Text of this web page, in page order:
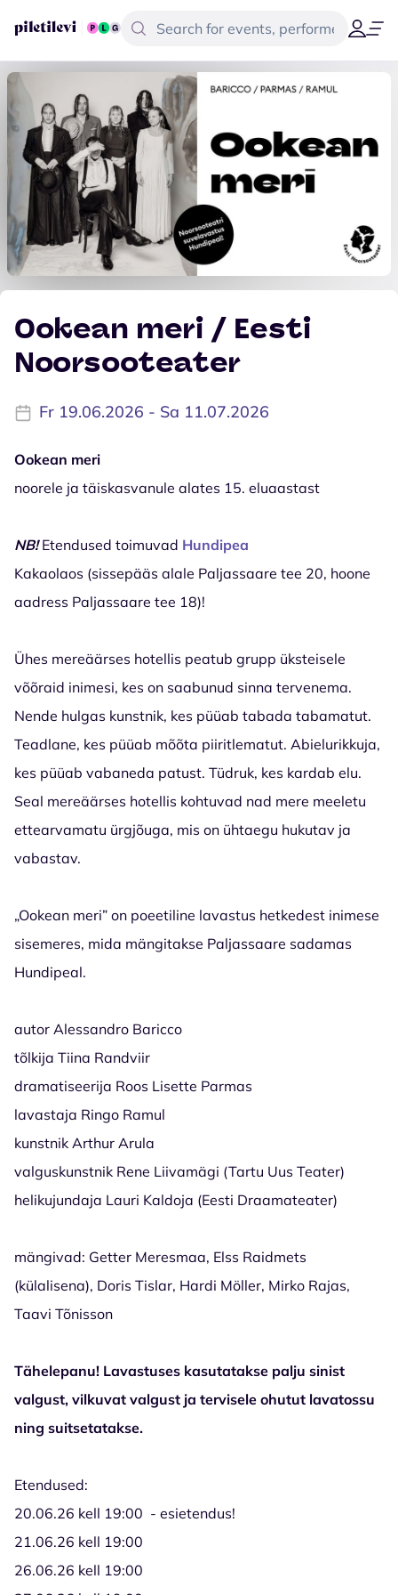
Ookean meri / Eesti
Noorsooteater
Fr 19.06.2026 - Sa 11.07.2026
Ookean meri
noorele ja täiskasvanule alates 15. eluaastast
NB!Etendused toimuvad Hundipea
Kakaolaos (sissepääs alale Paljassaare tee 20, hoone
aadress Paljassaare tee 18)!
Ühes mereäärses hotellis peatub grupp üksteisele
võõraid inimesi, kes on saabunud sinna tervenema.
Nende hulgas kunstnik, kes püüab tabada tabamatut.
Teadlane, kes püüab mõõta piiritlematut. Abielurikkuja,
kes püüab vabaneda patust. Tüdruk, kes kardab elu.
Seal mereäärses hotellis kohtuvad nad mere meeletu
ettearvamatu ürgjõuga, mis on ühtaegu hukutav ja
vabastav.
„Ookean meri” on poeetiline lavastus hetkedest inimese
sisemeres, mida mängitakse Paljassaare sadamas
Hundipeal.
autor Alessandro Baricco
tõlkija Tiina Randviir
dramatiseerija Roos Lisette Parmas
lavastaja Ringo Ramul
kunstnik Arthur Arula
valguskunstnik Rene Liivamägi (Tartu Uus Teater)
helikujundaja Lauri Kaldoja (Eesti Draamateater)
mängivad: Getter Meresmaa, Elss Raidmets
(külalisena), Doris Tislar, Hardi Möller, Mirko Rajas,
Taavi Tõnisson
Tähelepanu! Lavastuses kasutatakse palju sinist
valgust, vilkuvat valgust ja tervisele ohutut lavatossu
ning suitsetatakse.
Etendused:
20.06.26 kell 19:00 - esietendus!
21.06.26 kell 19:00
26.06.26 kell 19:00